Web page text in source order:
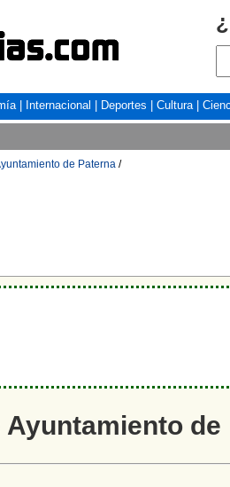
| Internacional Deportes Cultura|
de Paterna /
de